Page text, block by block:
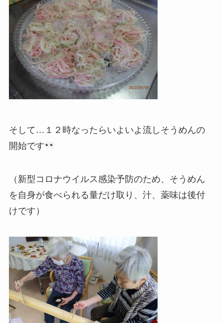
そして…１２時なったらいよいよ流しそうめんの
開始です
（新型コロナウイルス感染予防のため、そうめん
を自身が食べられる量だけ取り、汁、薬味は後付
けです）